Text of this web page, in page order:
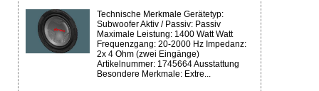
Technische Merkmale Gerätetyp:
Subwoofer Aktiv / Passiv: Passiv
Maximale Leistung: 1400 Watt Watt
Frequenzgang: 20-2000 Hz Impedanz:
2x 4 Ohm (zwei Eingänge)
Artikelnummer: 1745664 Ausstattung
Besondere Merkmale: Extre...